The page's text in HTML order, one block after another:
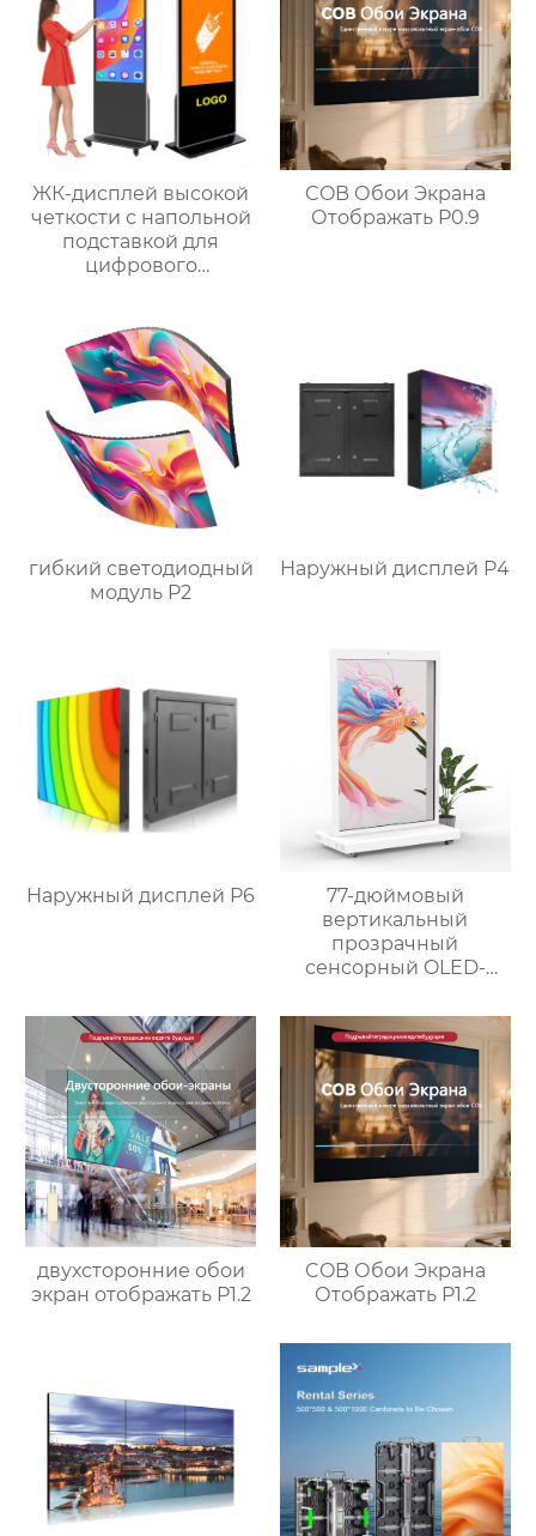
ЖК-дисплей высокой
четкости с напольной
подставкой для
цифрового
COB Обои Экрана
Отображать P0.9
гибкий светодиодный
модуль P2
Наружный дисплей P4
Наружный дисплей P6
77-дюймовый
вертикальный
прозрачный
сенсорный OLED-
двухсторонние обои
экран отображать P1.2
COB Обои Экрана
Отображать P1.2